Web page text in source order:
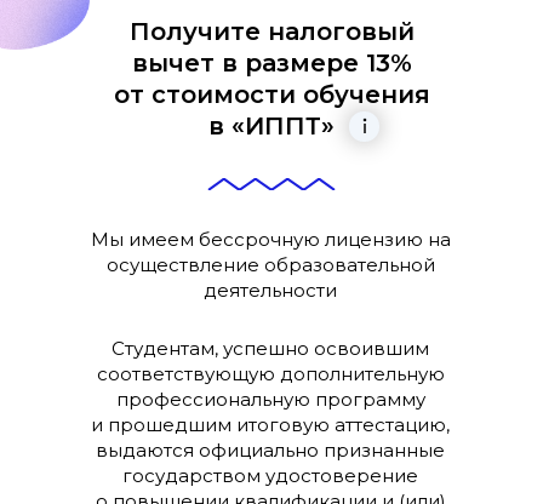
Получите налоговый
вычет в размере 13%
от стоимости обучения
в «ИППТ»
Мы имеем бессрочную лицензию на
осуществление образовательной
деятельности
Студентам, успешно освоившим
соответствующую дополнительную
профессиональную программу
и прошедшим итоговую аттестацию,
выдаются официально признанные
государством удостоверение